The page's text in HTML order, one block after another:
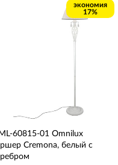
экономия
17%
60815-01 Omnilux
Cremona, белый с